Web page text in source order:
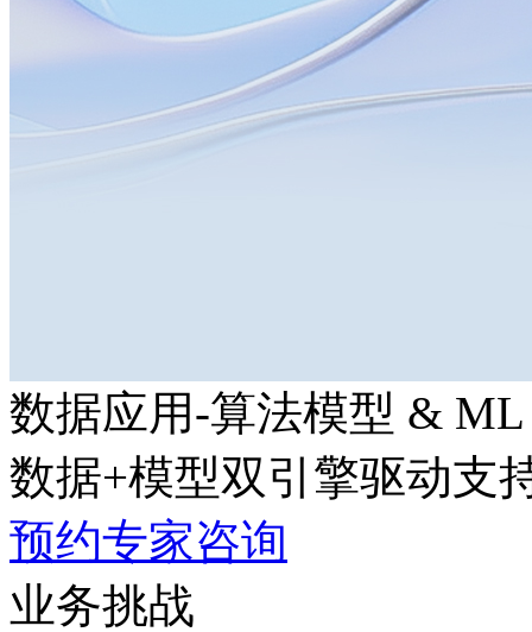
数据应用-算法模型 & ML
数据+模型双引擎驱动支
预约专家咨询
业务挑战